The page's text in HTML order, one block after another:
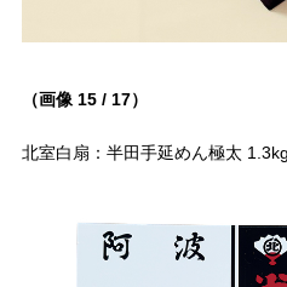
（画像 15 / 17）
北室白扇：半田手延めん極太